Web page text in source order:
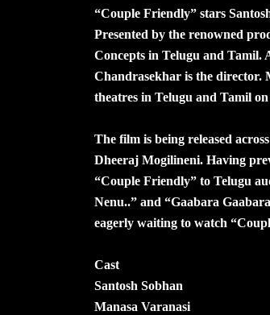
“Couple Friendly” stars
Presented by the renowned
Concepts in Telugu and Tamil.
Chandrasekhar is the director.
theatres in Telugu and Tamil
The film is being released
Dheeraj Mogilineni. Having
“Couple Friendly” to Telugu
Nenu..” and “Gaabara
eagerly waiting to watch
Cast
Santosh Sobhan
Manasa Varanasi